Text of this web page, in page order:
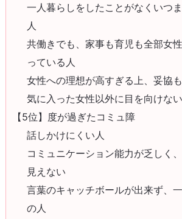
一人暮らしをしたことがなくいつ
人
共働きでも、家事も育児も全部女
っている人
女性への理想が高すぎる上、妥協
気に入った女性以外に目を向けない
【5位】度が過ぎたコミュ障
話しかけにくい人
コミュニケーション能力が乏しく
見えない
言葉のキャッチボールが出来ず、
の人